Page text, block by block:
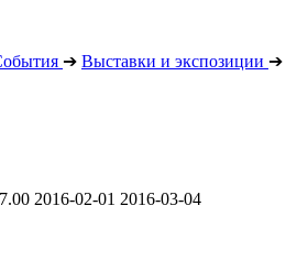
➔ Выставки и экспозиции ➔
2016-02-01 2016-03-04